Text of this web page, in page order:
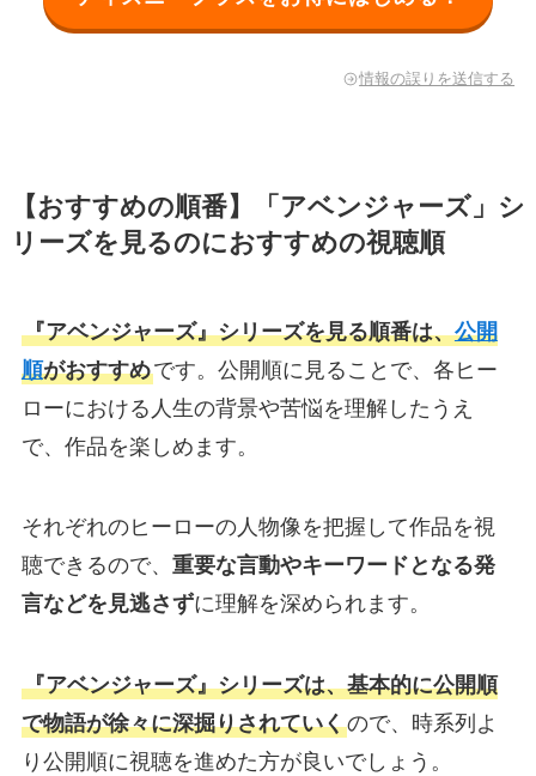
情報の誤りを送信する
【おすすめの順番】「アベンジャーズ」シ
リーズを見るのにおすすめの視聴順
『アベンジャーズ』シリーズを見る順番は、公開
順がおすすめです。公開順に見ることで、各ヒー
ローにおける人生の背景や苦悩を理解したうえ
で、作品を楽しめます。
それぞれのヒーローの人物像を把握して作品を視
聴できるので、 重要な言動やキーワードとなる発
言などを見逃さずに理解を深められます。
『アベンジャーズ』シリーズは、基本的に公開順
で物語が徐々に深掘りされていくので、時系列よ
り公開順に視聴を進めた方が良いでしょう。